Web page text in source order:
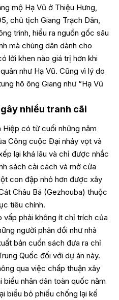
mộ Hạ Vũ ở Thiệu Hưng,
chủ tịch Giang Trạch Dân,
trình, hiểu ra nguồn gốc sâu
mà chúng dân dành cho
lời khen nào giá trị hơn khi
như Hạ Vũ. Cũng vì lý do
hô ông Giang như “Hạ Vũ
nhiều tranh cãi
có từ cuối những năm
Công cuộc Đại nhảy vọt và
lại khá lâu và chỉ được nhắc
sách cải cách và mở cửa
con đập nhỏ hơn được xây
Châu Bá (Gezhouba) thuộc
tiêu chính.
vấp phải không ít chỉ trích của
người phản đối như nhà
bản cuốn sách đưa ra chỉ
Quốc đối với dự án này.
qua việc chấp thuận xây
nhân dân toàn quốc năm
biểu bỏ phiếu chống lại kế